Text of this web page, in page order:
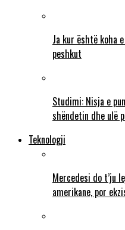
Ja kur është koha
peshkut
Studimi: Nisja e
shëndetin dhe ulë
Teknologji
Mercedesi do t’ju
amerikane, por